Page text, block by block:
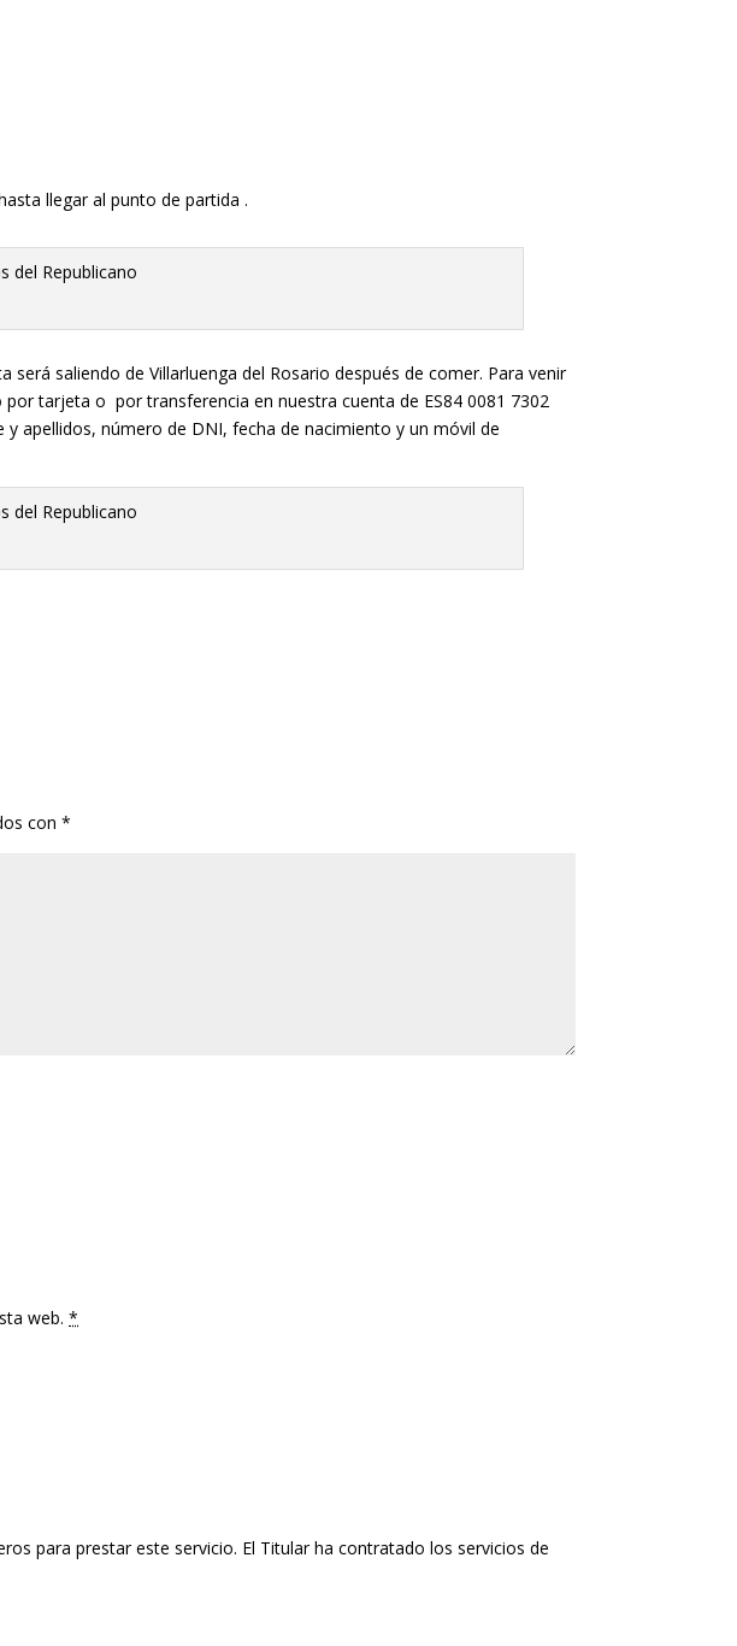
llegar al punto de partida .
será saliendo de Villarluenga del Rosario después de comer. Para venir
tarjeta o por transferencia en nuestra cuenta de ES84 0081 7302
apellidos, número de DNI, fecha de nacimiento y un móvil de
con*
web.*
para prestar este servicio. El Titular ha contratado los servicios de